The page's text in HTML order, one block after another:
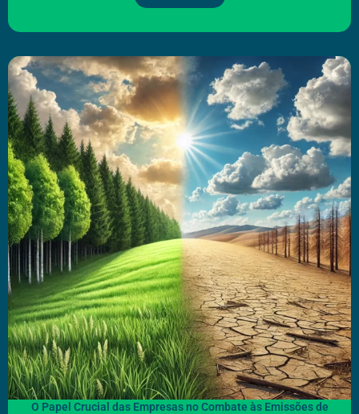
O Papel Crucial das Empresas no Combate às Emissões de